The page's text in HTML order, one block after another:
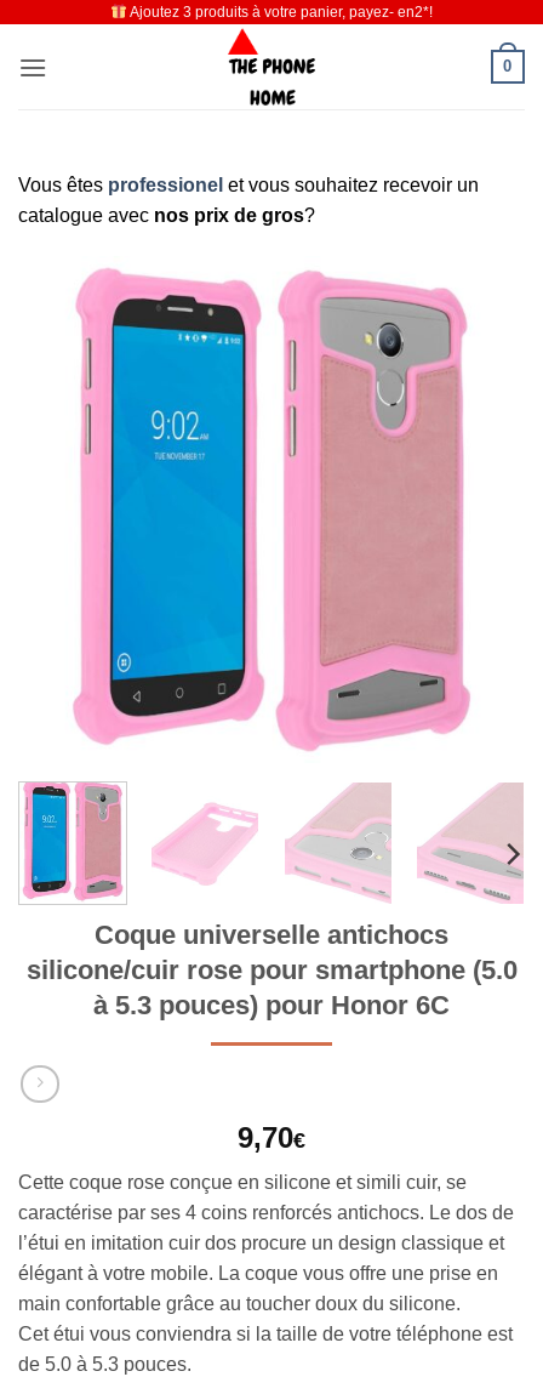
contenu
Ajoutez 3 produits à votre panier, payez- en2*!
0
Vous êtes professionel et vous souhaitez recevoir un
catalogue avec nos prix de gros?
Coque universelle antichocs
silicone/cuir rose pour smartphone (5.0
à 5.3 pouces) pour Honor 6C
9,70€
Cette coque rose conçue en silicone et simili cuir, se
caractérise par ses 4 coins renforcés antichocs. Le dos de
l’étui en imitation cuir dos procure un design classique et
élégant à votre mobile. La coque vous offre une prise en
main confortable grâce au toucher doux du silicone.
Cet étui vous conviendra si la taille de votre téléphone est
de 5.0 à 5.3 pouces.